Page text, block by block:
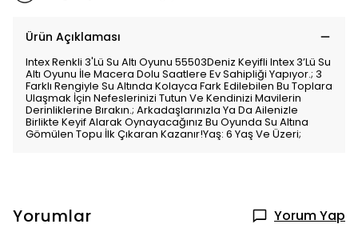
Ürün Açıklaması
Intex Renkli 3'Lü Su Altı Oyunu 55503Deniz Keyifli Intex 3’Lü Su
Altı Oyunu İle Macera Dolu Saatlere Ev Sahipliği Yapıyor.; 3
Farklı Rengiyle Su Altında Kolayca Fark Edilebilen Bu Toplara
Ulaşmak İçin Nefeslerinizi Tutun Ve Kendinizi Mavilerin
Derinliklerine Bırakın.; Arkadaşlarınızla Ya Da Ailenizle
Birlikte Keyif Alarak Oynayacağınız Bu Oyunda Su Altına
Gömülen Topu İlk Çıkaran Kazanır!Yaş: 6 Yaş Ve Üzeri;
Yorumlar Yorum Yap